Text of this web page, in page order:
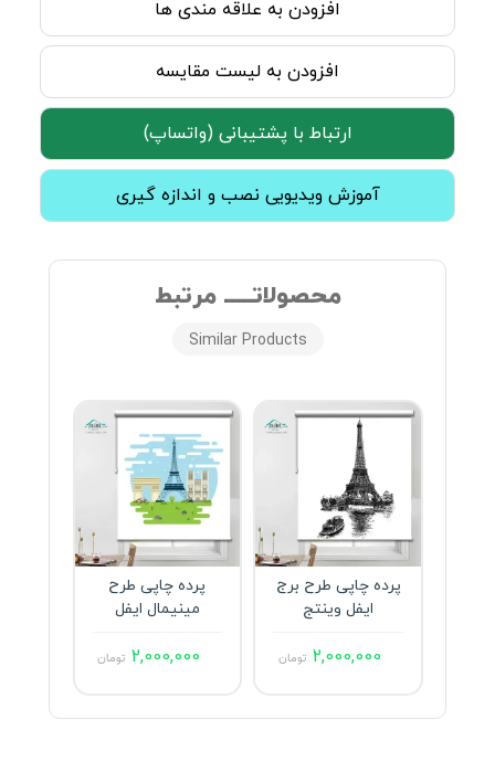
افزودن به علاقه مندی ها
افزودن به لیست مقایسه
ارتباط با پشتیبانی (واتساپ)
آموزش ویدیویی نصب و اندازه گیری
محصولاتـــــ مرتبط
Similar Products
پرده چاپی طرح برج
ایفل وینتج
2,000,000 تومان
پرده چاپی طرح
مینیمال ایفل
2,000,000 تومان